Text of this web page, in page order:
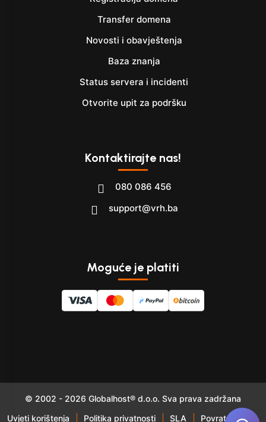
Transfer domena
Novosti i obavještenja
Baza znanja
Status servera i incidenti
Otvorite upit za podršku
Kontaktirajte nas!
080 086 456
support@vrh.ba
Moguće je platiti
© 2002 - 2026 Globalhost® d.o.o. Sva prava zadržana
Uvjeti korištenja
Politika privatnosti SLA Povrat